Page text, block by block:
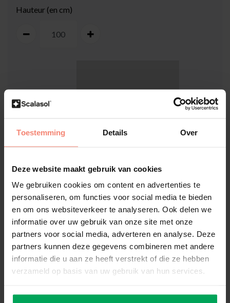
Toestemming Details Over
Deze website maakt gebruik van cookies
We gebruiken cookies om content en advertenties te
personaliseren, om functies voor social media te bieden
en om ons websiteverkeer te analyseren. Ook delen we
informatie over uw gebruik van onze site met onze
partners voor social media, adverteren en analyse. Deze
partners kunnen deze gegevens combineren met andere
informatie die u aan ze heeft verstrekt of die ze hebben
verzameld op basis van uw gebruik van hun services.
Hauteur (en cm)
Comment mesurer ma vitre ?
Prix total (Total avec les taxes):
€20,00
Inclus avec la garantie de pose Scalasol® PoseSûre
Disponible